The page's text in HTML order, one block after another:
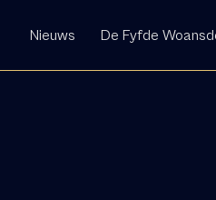
Nieuws De Fyfde